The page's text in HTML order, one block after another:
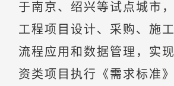
于南京、绍兴等试点城市
工程项目设计、采购、施
流程应用和数据管理，实
资类项目执行《需求标准